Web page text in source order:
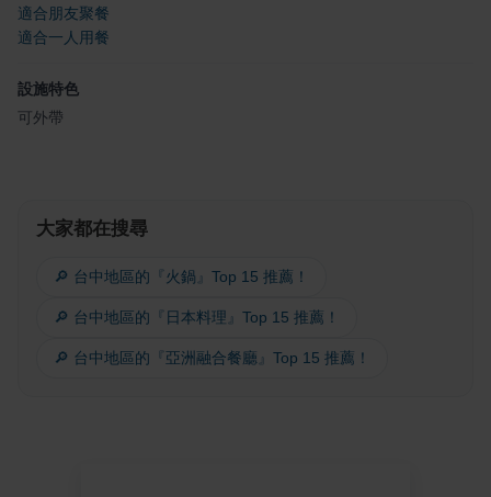
適合朋友聚餐
適合一人用餐
設施特色
可外帶
大家都在搜尋
🔎 台中地區的『火鍋』Top 15 推薦！
🔎 台中地區的『日本料理』Top 15 推薦！
🔎 台中地區的『亞洲融合餐廳』Top 15 推薦！